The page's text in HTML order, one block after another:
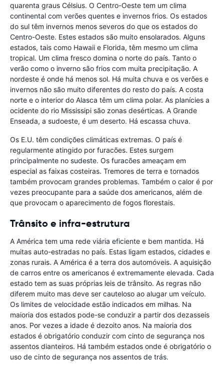
quarenta graus Célsius. O Centro-Oeste tem um clima
continental com verões quentes e invernos frios. Os estados
do sul têm invernos menos severos do que os estados do
Centro-Oeste. Estes estados são muito ensolarados. Alguns
estados, tais como Hawaii e Florida, têm mesmo um clima
tropical. Um clima fresco domina o norte do país. Tanto o
verão como o inverno são frios com muita precipitação. A
nordeste é onde há menos sol. Há muita chuva e os verões e
invernos não são muito diferentes do resto do país. A costa
norte e o interior do Alasca têm um clima polar. As planícies a
ocidente do rio Mississipi são zonas desérticas. A Grande
Enseada, a sudoeste, é um deserto. Há escassa chuva.
Os E.U. têm condições climáticas extremas. O país é
regularmente atingido por furacões. Estes surgem
principalmente no sudeste. Os furacões ameaçam em
especial as faixas costeiras. Tremores de terra e tornados
também provocam grandes problemas. Também o calor é por
vezes preocupante para a saúde dos americanos, além de
que provocam o aparecimento de fogos florestais.
Trânsito e infra-estrutura
A América tem uma rede viária eficiente e bem mantida. Há
muitas auto-estradas no país. Estas ligam estados, cidades e
zonas rurais. A América é a terra dos automóveis. A aquisição
de carros entre os americanos é extremamente elevada. Cada
estado tem as suas próprias leis de trânsito. As regras não
diferem muito mas deve ser cauteloso ao alugar um veículo.
Os limites de velocidade estão indicados em milhas. Na
maioria dos estados pode-se conduzir a partir dos dezasseis
anos. Por vezes a idade é dezoito anos. Na maioria dos
estados é obrigatório conduzir com cinto de segurança nos
assentos dianteiros. Há também estados onde é obrigatório o
uso de cinto de segurança nos assentos de trás.